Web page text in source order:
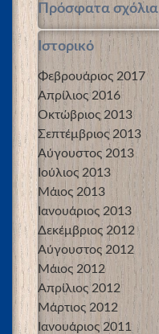
Πρόσφατα σχόλια
Ιστορικό
Φεβρουάριος 2017
Απρίλιος 2016
Οκτώβριος 2013
Σεπτέμβριος 2013
Αύγουστος 2013
Ιούλιος 2013
Μάιος 2013
Ιανουάριος 2013
Δεκέμβριος 2012
Αύγουστος 2012
Μάιος 2012
Απρίλιος 2012
Μάρτιος 2012
Ιανουάριος 2011